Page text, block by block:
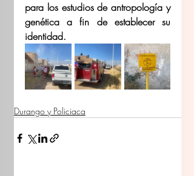
para los estudios de antropología y
genética a fin de establecer su
identidad.
Durango y Policiaca